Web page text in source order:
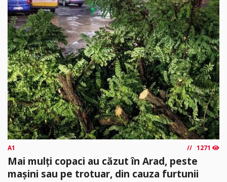
A1 1271
Mai mulți copaci au căzut în Arad, peste
mașini sau pe trotuar, din cauza furtunii